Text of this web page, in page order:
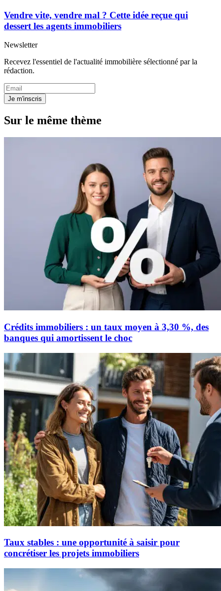
Vendre vite, vendre mal ? Cette idée reçue qui
dessert les agents immobiliers
Newsletter
Recevez l'essentiel de l'actualité immobilière sélectionné par la
rédaction.
Je m'inscris
Sur le même thème
Crédits immobiliers : un taux moyen à 3,30 %, des
banques qui amortissent le choc
Taux stables : une opportunité à saisir pour
concrétiser les projets immobiliers